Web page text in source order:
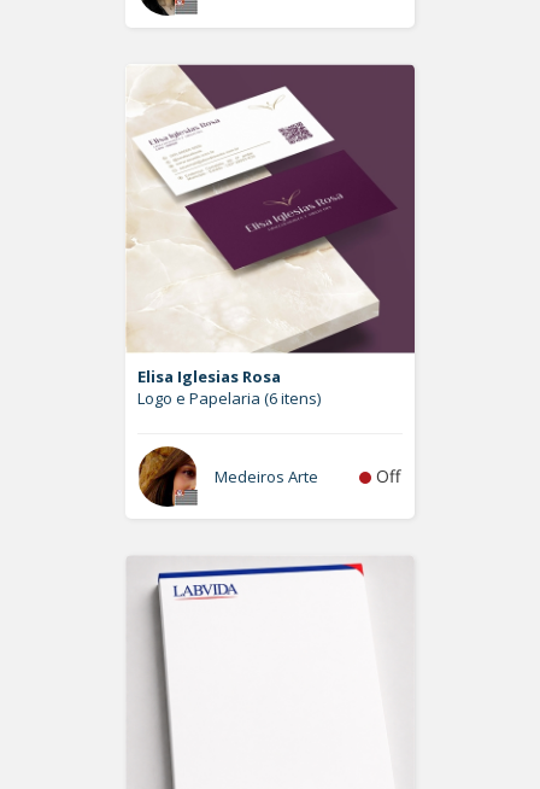
Elisa Iglesias Rosa
Logo e Papelaria (6 itens)
Medeiros Arte Off